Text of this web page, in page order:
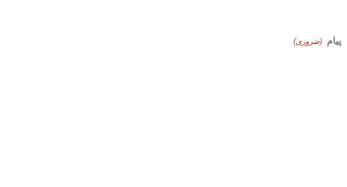
پیام (ضروری)